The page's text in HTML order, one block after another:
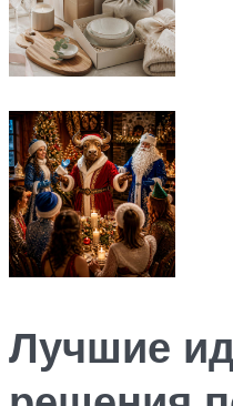
Лучшие